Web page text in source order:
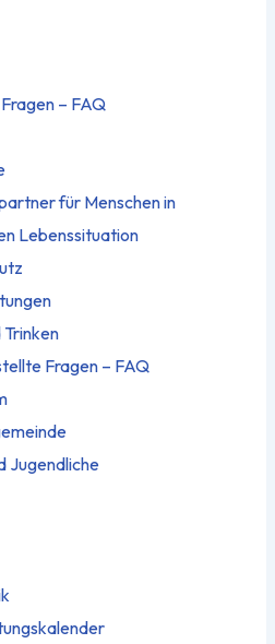
– FAQ
für Menschen in
Lebenssituation
Trinken
Fragen – FAQ
Jugendliche